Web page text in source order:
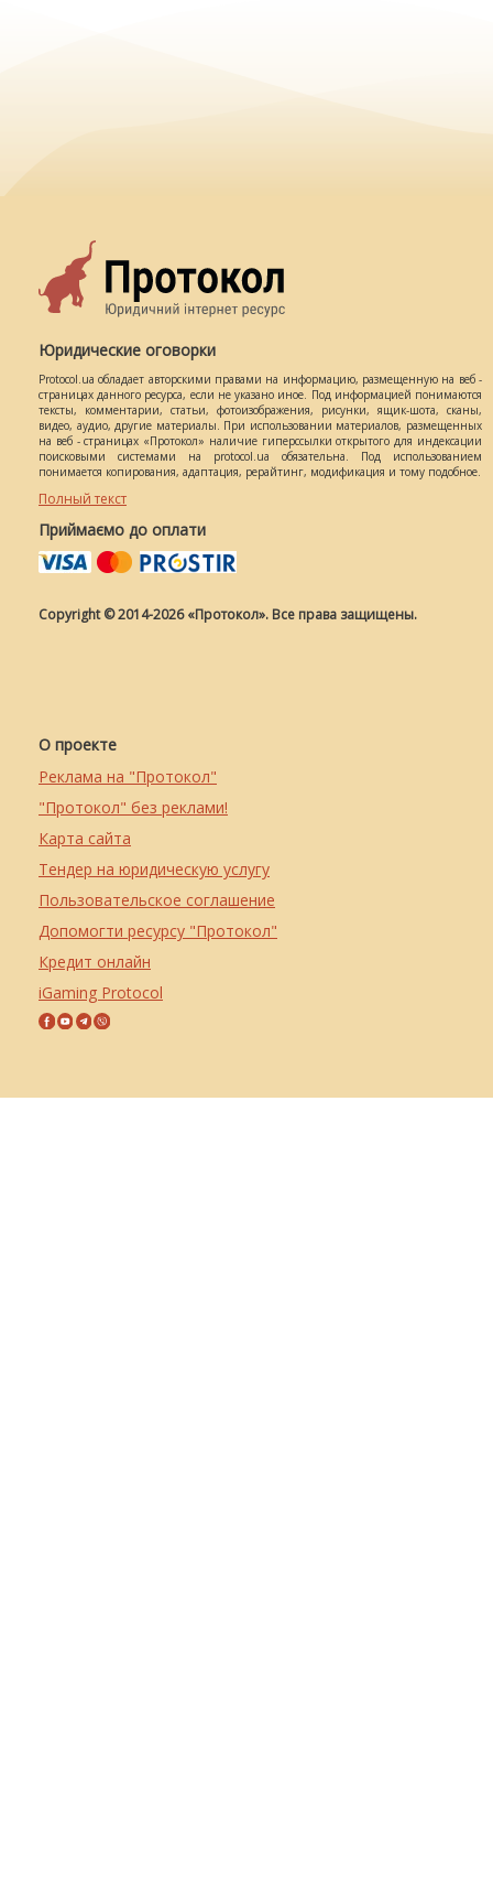
Юридические оговорки
Protocol.ua обладает авторскими правами на информацию, размещенную на веб -
страницах данного ресурса, если не указано иное. Под информацией понимаются
тексты, комментарии, статьи, фотоизображения, рисунки, ящик-шота, сканы,
видео, аудио, другие материалы. При использовании материалов, размещенных
на веб - страницах «Протокол» наличие гиперссылки открытого для индексации
поисковыми системами на protocol.ua обязательна. Под использованием
понимается копирования, адаптация, рерайтинг, модификация и тому подобное.
Полный текст
Приймаємо до оплати
Copyright © 2014-2026 «Протокол». Все права защищены.
О проекте
Реклама на "Протокол"
"Протокол" без реклами!
Карта сайта
Тендер на юридическую услугу
Пользовательское соглашение
Допомогти ресурсу "Протокол"
Кредит онлайн
iGaming Protocol